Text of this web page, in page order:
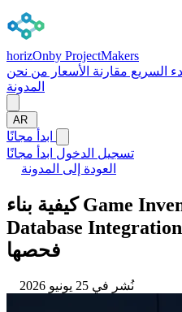
horizOnby ProjectMakers
السريع مقارنة الأسعار من نحن
المدونة
AR
تسجيل الدخول ابدأ مجانًا
العودة إلى المدونة
كيفية بناء Game Inventory System آمن مع
Database Integration للعناصر التي يتم
فحصها
نُشر في 25 يونيو 2026